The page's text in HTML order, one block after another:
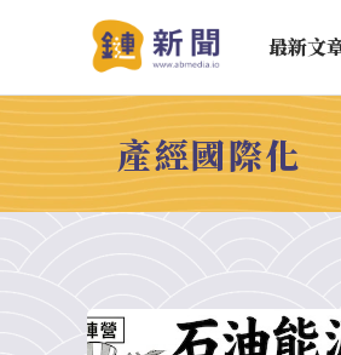
最新文
產經國際化